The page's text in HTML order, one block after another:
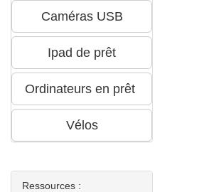
Ressources :